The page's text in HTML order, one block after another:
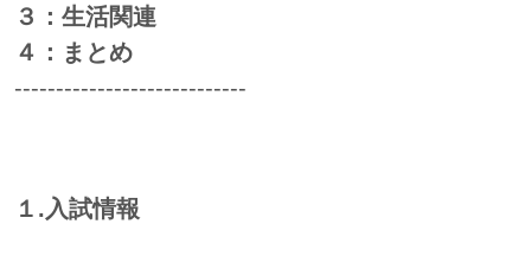
３：生活関連
４：まとめ
----------------------------
１.入試情報